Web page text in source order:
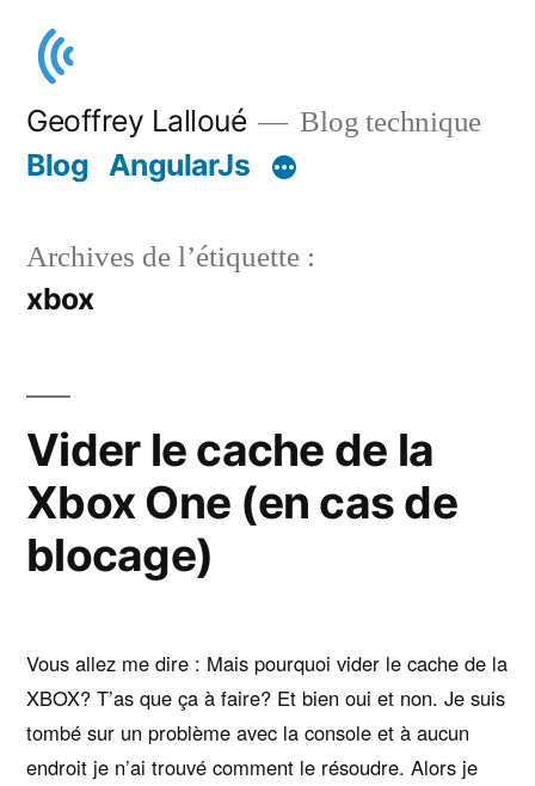
Aller
contenu
Geoffrey Lalloué Blog technique
Blog AngularJs
Archives de l’étiquette :
xbox
Vider le cache de la
Xbox One (en cas de
blocage)
Vous allez me dire : Mais pourquoi vider le cache de la
XBOX? T’as que ça à faire? Et bien oui et non. Je suis
tombé sur un problème avec la console et à aucun
endroit je n’ai trouvé comment le résoudre. Alors je